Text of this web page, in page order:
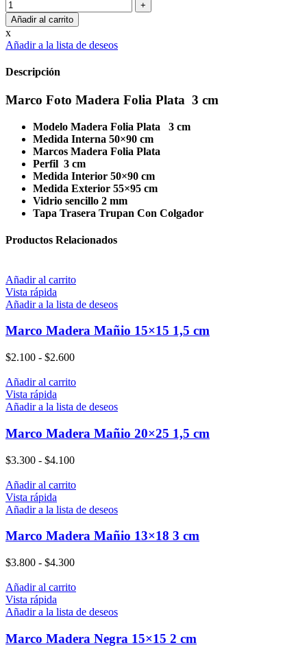
Añadir al carrito
x
Añadir a la lista de deseos
Descripción
Marco Foto Madera Folia Plata 3 cm
Modelo Madera Folia Plata 3 cm
Medida Interna 50×90 cm
Marcos Madera Folia Plata
Perfil 3 cm
Medida Interior 50×90 cm
Medida Exterior 55×95 cm
Vidrio sencillo 2 mm
Tapa Trasera Trupan Con Colgador
Productos Relacionados
Añadir al carrito
Vista rápida
Añadir a la lista de deseos
Marco Madera Mañio 15×15 1,5 cm
$2.100 - $2.600
Añadir al carrito
Vista rápida
Añadir a la lista de deseos
Marco Madera Mañio 20×25 1,5 cm
$3.300 - $4.100
Añadir al carrito
Vista rápida
Añadir a la lista de deseos
Marco Madera Mañio 13×18 3 cm
$3.800 - $4.300
Añadir al carrito
Vista rápida
Añadir a la lista de deseos
Marco Madera Negra 15×15 2 cm